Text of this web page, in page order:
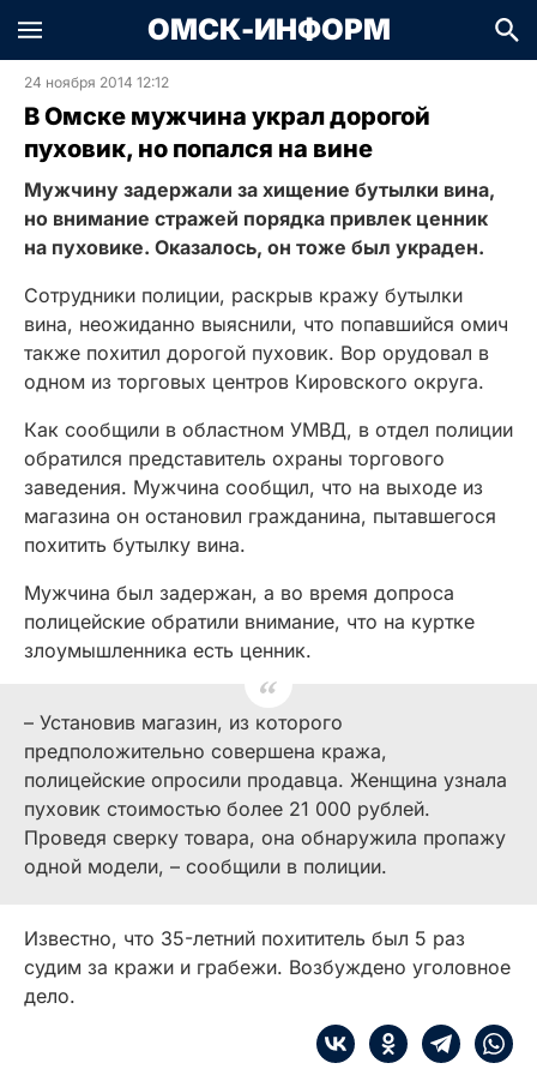
ОМСК-ИНФОРМ
24 ноября 2014 12:12
В Омске мужчина украл дорогой
пуховик, но попался на вине
Мужчину задержали за хищение бутылки вина,
но внимание стражей порядка привлек ценник
на пуховике. Оказалось, он тоже был украден.
Сотрудники полиции, раскрыв кражу бутылки
вина, неожиданно выяснили, что попавшийся омич
также похитил дорогой пуховик. Вор орудовал в
одном из торговых центров Кировского округа.
Как сообщили в областном УМВД, в отдел полиции
обратился представитель охраны торгового
заведения. Мужчина сообщил, что на выходе из
магазина он остановил гражданина, пытавшегося
похитить бутылку вина.
Мужчина был задержан, а во время допроса
полицейские обратили внимание, что на куртке
злоумышленника есть ценник.
– Установив магазин, из которого
предположительно совершена кража,
полицейские опросили продавца. Женщина узнала
пуховик стоимостью более 21 000 рублей.
Проведя сверку товара, она обнаружила пропажу
одной модели, – сообщили в полиции.
Известно, что 35-летний похититель был 5 раз
судим за кражи и грабежи. Возбуждено уголовное
дело.